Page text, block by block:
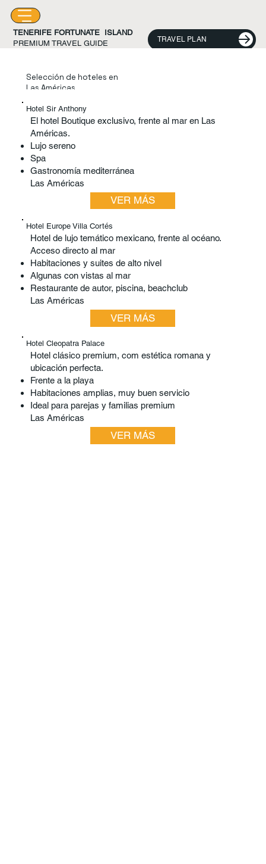
TRAVEL PLAN
TENERIFE FORTUNATE ISLAND
PREMIUM TRAVEL GUIDE
Selección de hoteles en
Las Américas
Hotel Sir Anthony
El hotel Boutique exclusivo, frente al mar en Las
Américas.
Lujo sereno
Spa
Gastronomía mediterránea
Las Américas
VER MÁS
Hotel Europe Villa Cortés
Hotel de lujo temático mexicano, frente al océano.
Acceso directo al mar
Habitaciones y suites de alto nivel
Algunas con vistas al mar
Restaurante de autor, piscina, beachclub
Las Américas
VER MÁS
Hotel Cleopatra Palace
Hotel clásico premium, com estética romana y
ubicación perfecta.
Frente a la playa
Habitaciones amplias, muy buen servicio
Ideal para parejas y familias premium
Las Américas
VER MÁS